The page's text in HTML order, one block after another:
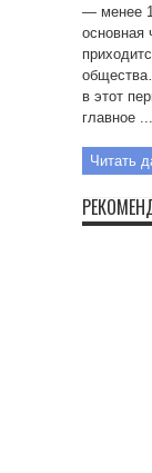
— менее
основная
в этот
главное ...
Читать